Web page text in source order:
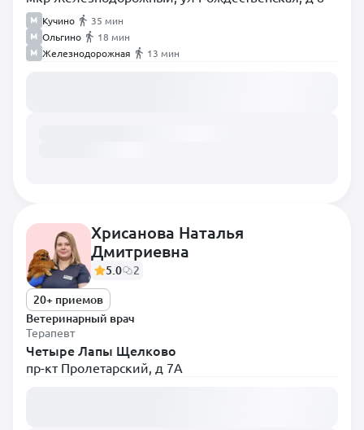
Кучино
35 мин
Ольгино
18 мин
Железнодорожная
13 мин
Хрисанова Наталья
Дмитриевна
5.0
2
20+ приемов
Ветеринарный врач
Терапевт
Четыре Лапы Щелково
пр-кт Пролетарский, д 7А